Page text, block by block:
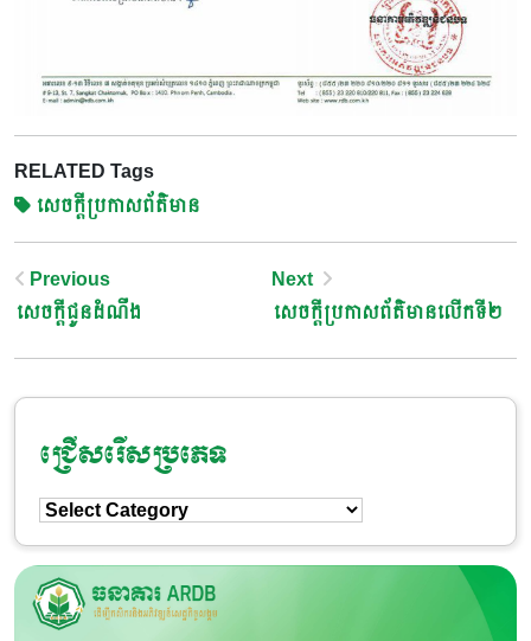
RELATED Tags
សេចក្តីប្រកាសព័ត៌មាន
Post
Navigation
Previous
សេចក្តី​ជូនដំណឺង
Next
សេចក្តីប្រកាសព័ត៌មានលើកទី២
ជ្រើសរើសប្រភេទ
ជ្រើសរើស
ប្រភេទ